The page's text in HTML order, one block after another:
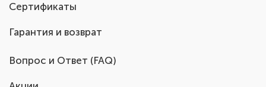
Сертификаты
Гарантия и возврат
Вопрос и Ответ (FAQ)